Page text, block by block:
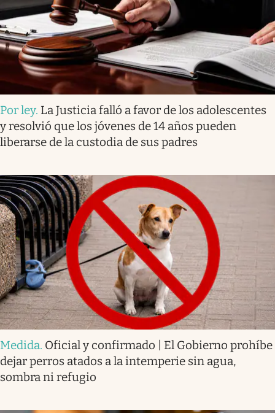
Por ley. La Justicia falló a favor de los adolescentes
y resolvió que los jóvenes de 14 años pueden
liberarse de la custodia de sus padres
Medida. Oficial y confirmado | El Gobierno prohíbe
dejar perros atados a la intemperie sin agua,
sombra ni refugio